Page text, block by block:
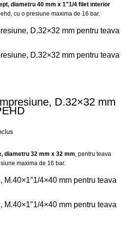
diametru 40 mm x 1"1/4 filet interior
cu o presiune maxima de 16 bar.
D.32×32 mm
diametru 32 mm x 32 mm , pentru teava
maxima de 16 bar.